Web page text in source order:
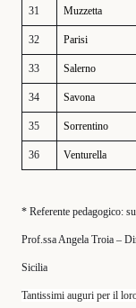
31 Muzzetta
32 Parisi
33 Salerno
34 Savona
35 Sorrentino
36 Venturella
* Referente pedagogico:
Prof.ssa Angela Troia –
Sicilia
Tantissimi auguri per il